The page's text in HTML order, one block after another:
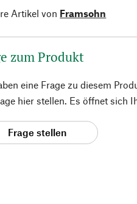
Artikel von Framsohn
zum Produkt
eine Frage zu diesem
hier stellen. Es öffnet sich
Frage stellen